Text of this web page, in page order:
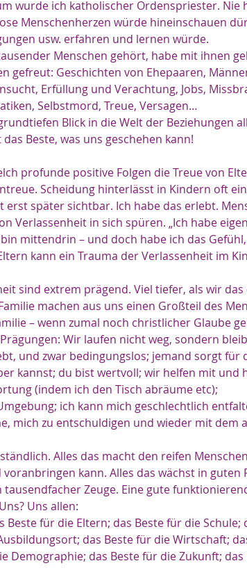
wurde ich katholischer Ordenspriester. Nie
Menschenherzen würde hineinschauen
usw. erfahren und lernen würde.
Menschen gehört, habe mit ihnen
gefreut: Geschichten von Ehepaaren,
Erfüllung und Verachtung, Jobs,
Selbstmord, Treue, Versagen…
Blick in die Welt der Beziehungen
Beste, was uns geschehen kann!
profunde positive Folgen die Treue von
Scheidung hinterlässt in Kindern oft
erst später sichtbar. Ich habe das erlebt.
Verlassenheit in sich spüren. „Ich habe
bin mittendrin – und doch habe ich das
kann ein Trauma der Verlassenheit im
sind extrem prägend. Viel tiefer, als wir das
machen aus uns einen Großteil des
– wenn zumal noch christlicher Glaube
Wir laufen nicht weg, sondern
und zwar bedingungslos; jemand sorgt für
kannst; du bist wertvoll; wir helfen mit und
(indem ich den Tisch abräume etc);
ich kann mich geschlechtlich
mich zu entschuldigen und wieder mit dem
Alles das macht den reifen
kann. Alles das wächst in guten
Zeuge. Eine gute
Uns allen:
Beste für die Eltern; das Beste für die Schule;
das Beste für die Wirtschaft;
Demographie; das Beste für die Zukunft; das